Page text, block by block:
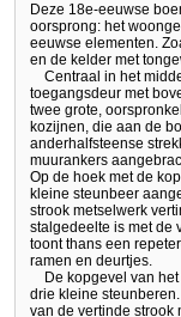
Deze 18e-eeuwse
oorsprong: het
eeuwse elementen.
en de kelder met
Centraal in het
toegangsdeur met
twee grote,
kozijnen, die aan de
anderhalfsteense
muurankers
Op de hoek met de
kleine steunbeer
strook metselwerk
stalgedeelte is met de
toont thans een
ramen en deurtjes.
De kopgevel van
drie kleine
van de vertinde strook